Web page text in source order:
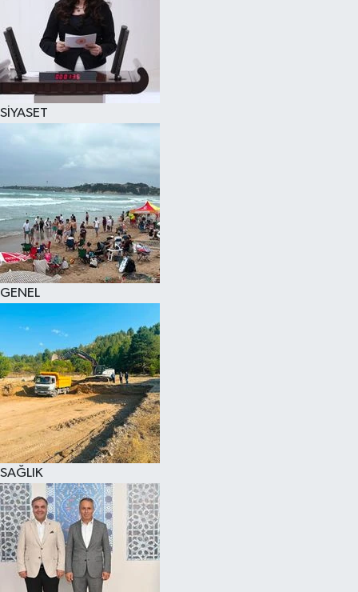
SİYASET
GENEL
SAĞLIK